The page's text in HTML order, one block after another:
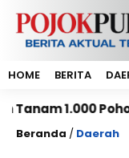
HOME BERITA
1.000 Pohon
Beranda / Daerah